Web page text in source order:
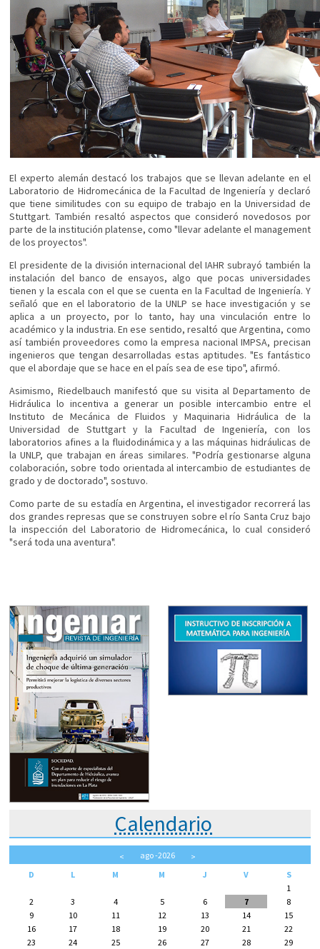
El experto alemán destacó los trabajos que se llevan adelante en el
Laboratorio de Hidromecánica de la Facultad de Ingeniería y declaró
que tiene similitudes con su equipo de trabajo en la Universidad de
Stuttgart. También resaltó aspectos que consideró novedosos por
parte de la institución platense, como "llevar adelante el management
de los proyectos".
El presidente de la división internacional del IAHR subrayó también la
instalación del banco de ensayos, algo que pocas universidades
tienen y la escala con el que se cuenta en la Facultad de Ingeniería. Y
señaló que en el laboratorio de la UNLP se hace investigación y se
aplica a un proyecto, por lo tanto, hay una vinculación entre lo
académico y la industria. En ese sentido, resaltó que Argentina, como
así también proveedores como la empresa nacional IMPSA, precisan
ingenieros que tengan desarrolladas estas aptitudes. "Es fantástico
que el abordaje que se hace en el país sea de ese tipo", afirmó.
Asimismo, Riedelbauch manifestó que su visita al Departamento de
Hidráulica lo incentiva a generar un posible intercambio entre el
Instituto de Mecánica de Fluidos y Maquinaria Hidráulica de la
Universidad de Stuttgart y la Facultad de Ingeniería, con los
laboratorios afines a la fluidodinámica y a las máquinas hidráulicas de
la UNLP, que trabajan en áreas similares. "Podría gestionarse alguna
colaboración, sobre todo orientada al intercambio de estudiantes de
grado y de doctorado", sostuvo.
Como parte de su estadía en Argentina, el investigador recorrerá las
dos grandes represas que se construyen sobre el río Santa Cruz bajo
la inspección del Laboratorio de Hidromecánica, lo cual consideró
"será toda una aventura".
Calendario
< ago-2026
>
D
L M M J V
S
1
2
3 4 5 6 7
8
9
10 11 12 13 14
15
16
17 18 19 20 21
22
23
24 25 26 27 28
29